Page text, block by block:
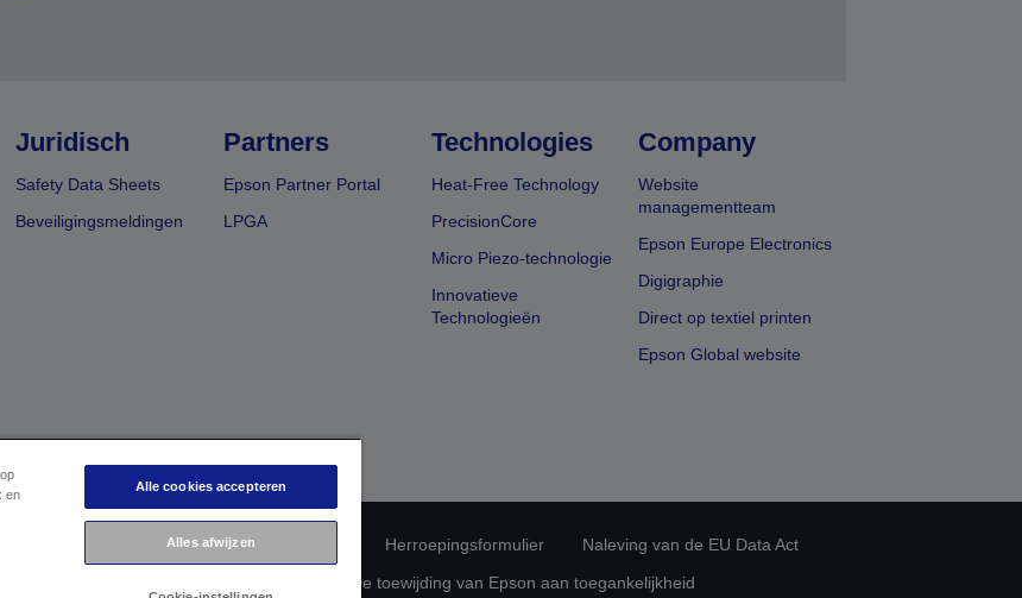
Juridisch
Safety Data Sheets
Beveiligingsmeldingen
Partners
Epson Partner Portal
LPGA
Technologies
Heat-Free Technology
PrecisionCore
Micro Piezo-technologie
Innovatieve
Technologieën
Company
Website
managementteam
Epson Europe Electronics
Digigraphie
Direct op textiel printen
Epson Global website
Privacyverklaring van Epson Herroepingsformulier
Naleving van de EU Data Act
De toewijding van Epson aan toegankelijkheid
en
Alle cookies accepteren
Alles afwijzen